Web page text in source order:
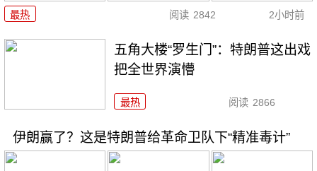
最热 阅读 2842 2小时前
五角大楼“罗生门”：特朗普这出戏
把全世界演懵
最热 阅读 2866
伊朗赢了？这是特朗普给革命卫队下“精准毒计”